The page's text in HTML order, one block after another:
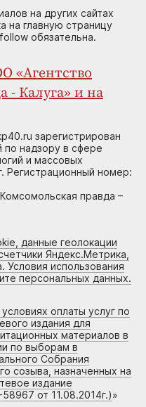
на других сайтах
на главную страницу
обязательна.
«Агентство
- Калуга» и на
зарегистрирован
надзору в сфере
и массовых
Регистрационный номер:
правда –
данные геолокации
Яндекс.Метрика,
Условия использования
персональных данных.
оплаты услуг по
издания для
материалов в
по выборам в
Собрания
созыва, назначенных на
издание
от 11.08.2014г.)»